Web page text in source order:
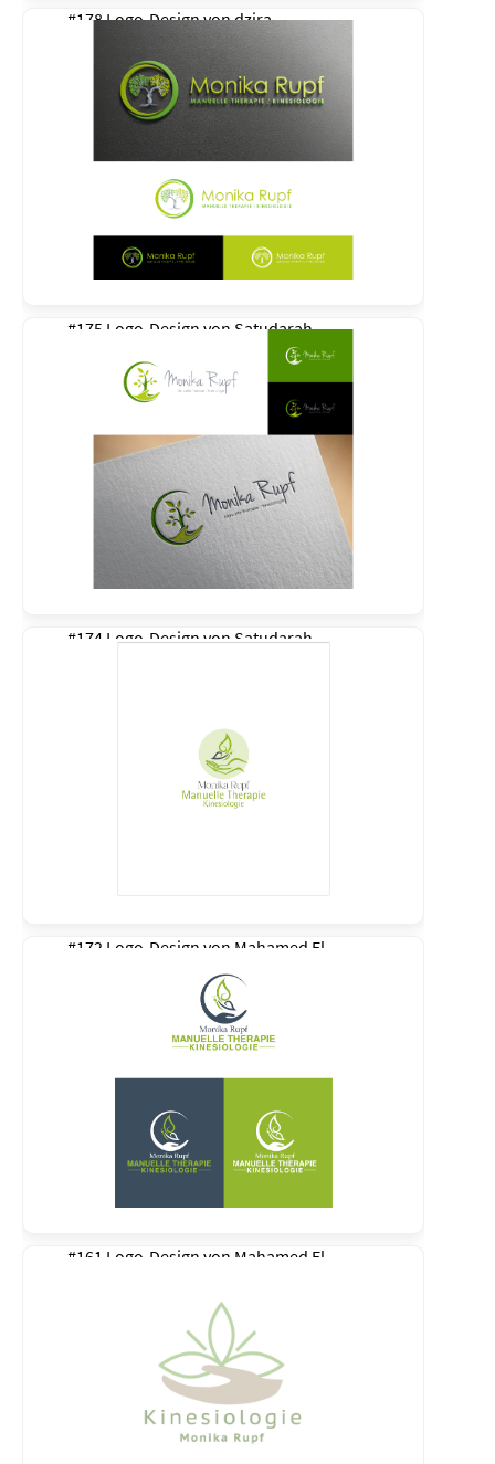
#178 Logo-Design vondzira
#175 Logo-Design von Satudarah
#174 Logo-Design vonSatudarah
#172 Logo-Design von Mahamed El
#161 Logo-Design von Mahamed El